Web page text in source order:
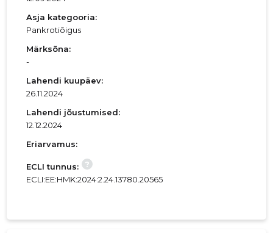
Asja kategooria:
Pankrotiõigus
Märksõna:
-
Lahendi kuupäev:
26.11.2024
Lahendi jõustumised:
12.12.2024
Eriarvamus:
ECLI tunnus:
?
ECLI:EE:HMK:2024:2.24.13780.20565